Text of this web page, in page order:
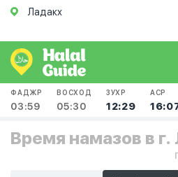
Ладакх
ФАДЖР
03:59
ВОСХОД
05:30
ЗУХР
12:29
АСР
Время намазов в г.